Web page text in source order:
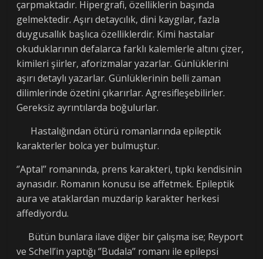
çarpmaktadır. Hipergrafi, özelliklerin başında
gelmektedir. Aşırı detaycılık, dini kaygılar, fazla
duygusallık başlıca özelliklerdir. Kimi hastalar
okuduklarının defalarca farklı kalemlerle altını çizer,
kimileri şiirler, aforizmalar yazarlar. Günlüklerini
aşırı detaylı yazarlar. Günlüklerinin belli zaman
dilimlerinde özetini çıkarırlar. Agresifleşebilirler.
Gereksiz ayrıntılarda boğulurlar.
Hastalığından ötürü romanlarında epileptik
karakterler bolca yer bulmuştur.
‘’Aptal’’ romanında, prens karakteri, tıpkı kendisinin
aynasıdır. Romanın konusu ise affetmek. Epileptik
aura ve ataklardan muzdarip karakter herkesi
affediyordu.
Bütün bunlara ilave diğer bir çalışma ise; Reyport
ve Schell’in yaptığı ‘’Budala’’ romanı ile epilepsi